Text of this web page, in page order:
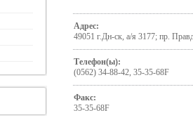
Адрес:
49051 г.Дн-ск, а/я 3177; пр.
Телефон(ы):
(0562) 34-88-42, 35-35-68F
Факс:
35-35-68F